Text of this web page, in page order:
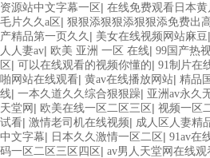
资源站中文字幕一区 | 在线免费观看日本黄
毛片久久a区 | 狠狠添狠狠添狠狠添免费出
产精品第一页久久 | 美女在线视频网站麻豆|
人人妻av| 欧美 亚洲 一区 在线| 99国产热
区 | 可以在线观看的视频你懂的| 91制片在
啪网站在线观看| 黄av在线播放网站| 精品
线| 一本久道久久综合狠狠躁| 亚洲av永久
天堂网 | 欧美在线一区二区三区 | 视频一区
试看| 激情老司机在线视频| 成人区人妻精
中文字幕| 日本久久激情一区二区 | 91av在
码一区二区三区四区 | av男人天堂网在线观